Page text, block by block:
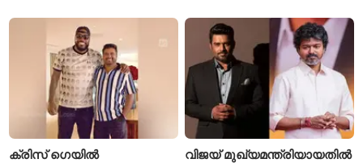
പ്രഖ്യാപിച്ചു
ക്രിസ് ഗെയിൽ
വിജയ് മുഖ്യമന്ത്രിയായതിൽ